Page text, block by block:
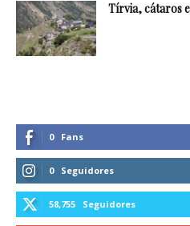
Tírvia, cátaros
0 Fans
0 Seguidores
58,755 Seguidores